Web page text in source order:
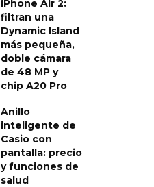
iPhone Air 2:
filtran una
Dynamic Island
más pequeña,
doble cámara
de 48 MP y
chip A20 Pro
Anillo
inteligente de
Casio con
pantalla: precio
y funciones de
salud